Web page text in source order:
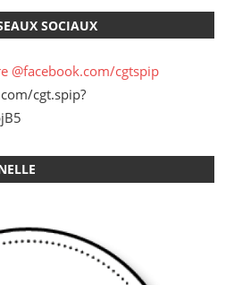
SOCIAUX
@facebook.com/cgtspip
cgt.spip?